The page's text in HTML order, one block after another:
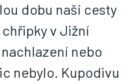
dobu naší cesty
v Jižní
nebo
nebylo. Kupodivu